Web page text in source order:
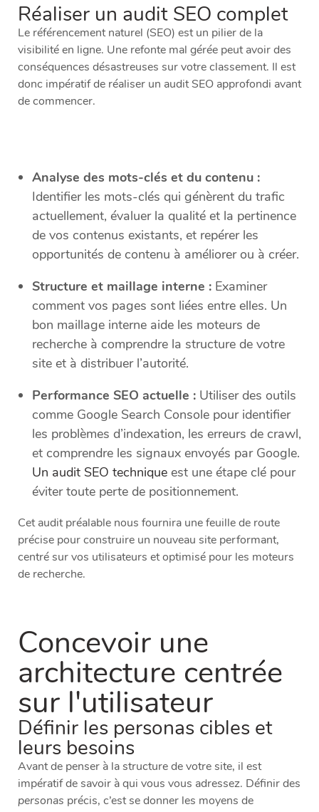
Réaliser un audit SEO complet
Le référencement naturel (SEO) est un pilier de la
visibilité en ligne. Une refonte mal gérée peut avoir des
conséquences désastreuses sur votre classement. Il est
donc impératif de réaliser un audit SEO approfondi avant
de commencer.
Analyse des mots-clés et du contenu :
Identifier les mots-clés qui génèrent du trafic
actuellement, évaluer la qualité et la pertinence
de vos contenus existants, et repérer les
opportunités de contenu à améliorer ou à créer.
Structure et maillage interne : Examiner
comment vos pages sont liées entre elles. Un
bon maillage interne aide les moteurs de
recherche à comprendre la structure de votre
site et à distribuer l’autorité.
Performance SEO actuelle : Utiliser des outils
comme Google Search Console pour identifier
les problèmes d’indexation, les erreurs de crawl,
et comprendre les signaux envoyés par Google.
Un audit SEO technique est une étape clé pour
éviter toute perte de positionnement.
Cet audit préalable nous fournira une feuille de route
précise pour construire un nouveau site performant,
centré sur vos utilisateurs et optimisé pour les moteurs
de recherche.
Concevoir une
architecture centrée
sur l'utilisateur
Définir les personas cibles et
leurs besoins
Avant de penser à la structure de votre site, il est
impératif de savoir à qui vous vous adressez. Définir des
personas précis, c’est se donner les moyens de